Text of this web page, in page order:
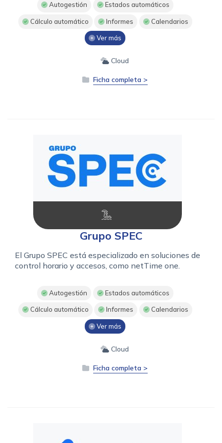
Autogestión Estados automáticos
Cálculo automático Informes Calendarios
Ver más
Cloud
Ficha completa >
Grupo SPEC
El Grupo SPEC está especializado en soluciones de
control horario y accesos, como netTime one.
Autogestión Estados automáticos
Cálculo automático Informes Calendarios
Ver más
Cloud
Ficha completa >